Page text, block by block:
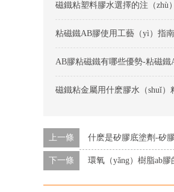
磁鐵粘塑料膠水選擇的注（zhù
粘磁鐵AB膠使用工藝（yì）指
AB膠粘磁鐵有哪些優勢-粘磁鐵
磁鐵粘金屬用什麽膠水（shuǐ
上一條 什麽是矽膠底塗劑-矽
下一條 環氧（yǎng）樹脂ab